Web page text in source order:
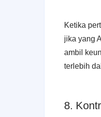
Ketika
jika yang
ambil
terlebih
8.